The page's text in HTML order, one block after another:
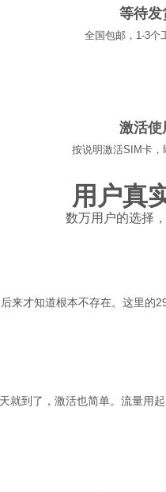
等待发
全国包邮，1-3个
激活使
按说明激活SIM卡，
用户真
数万用户的选择
来才知道根本不存在。这里的
就到了，激活也简单。流量用